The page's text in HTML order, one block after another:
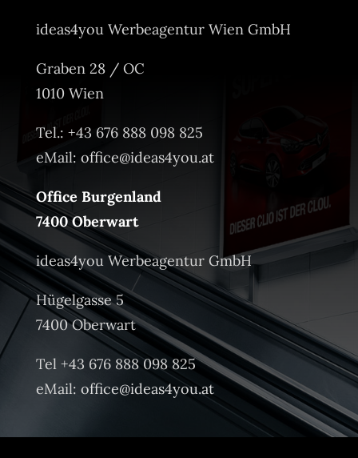
ideas4you Werbeagentur Wien GmbH
Graben 28 / OC
1010 Wien
Tel.: +43 676 888 098 825
eMail: office@ideas4you.at
Office Burgenland
7400 Oberwart
ideas4you Werbeagentur GmbH
Hügelgasse 5
7400 Oberwart
Tel +43 676 888 098 825
eMail: office@ideas4you.at